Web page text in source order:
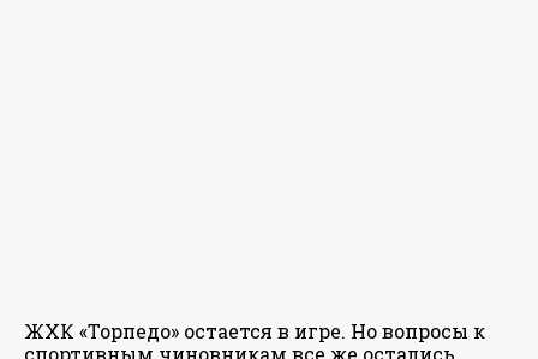
ЖХК «Торпедо» остается в игре. Но вопросы к
спортивным чиновникам все же остались